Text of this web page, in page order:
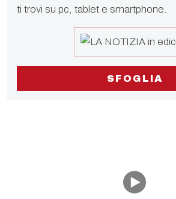
ti trovi su pc, tablet e smartphone.
SFOGLIA